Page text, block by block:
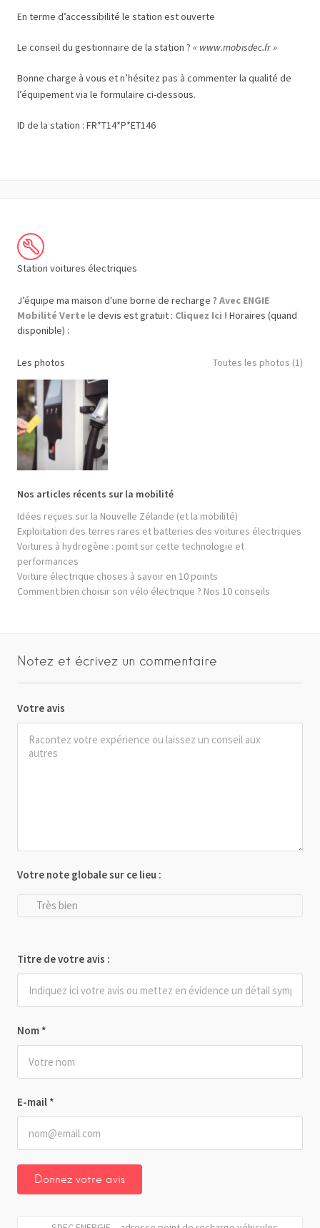
En terme d’accessibilité le station est ouverte
Le conseil du gestionnaire de la station ? « www.mobisdec.fr »
Bonne charge à vous et n’hésitez pas à commenter la qualité de
l’équipement via le formulaire ci-dessous.
ID de la station : FR*T14*P*ET146
Station voitures électriques
J’équipe ma maison d'une borne de recharge ? Avec ENGIE
Mobilité Verte le devis est gratuit : Cliquez Ici ! Horaires (quand
disponible) :
Les photos Toutes les photos (1)
Nos articles récents sur la mobilité
Idées reçues sur la Nouvelle Zélande (et la mobilité)
Exploitation des terres rares et batteries des voitures électriques
Voitures à hydrogène : point sur cette technologie et
performances
Voiture électrique choses à savoir en 10 points
Comment bien choisir son vélo électrique ? Nos 10 conseils
Notez et écrivez un commentaire
Votre avis
Nom *
E-mail *
Votre note globale sur ce lieu :
Très bien
Titre de votre avis :